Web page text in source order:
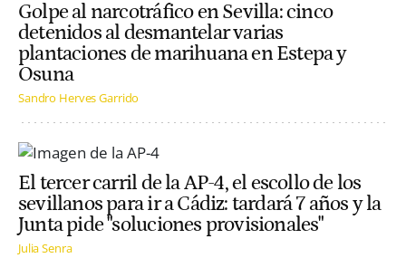
Golpe al narcotráfico en Sevilla: cinco
detenidos al desmantelar varias
plantaciones de marihuana en Estepa y
Osuna
Sandro Herves Garrido
El tercer carril de la AP-4, el escollo de los
sevillanos para ir a Cádiz: tardará 7 años y la
Junta pide "soluciones provisionales"
Julia Senra